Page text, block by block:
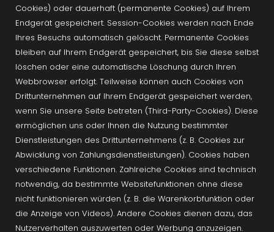
Cookies) oder dauerhaft (permanente Cookies) auf Ihrem
Endgerät gespeichert. Session-Cookies werden nach Ende
Ihres Besuchs automatisch gelöscht. Permanente Cookies
bleiben auf Ihrem Endgerät gespeichert, bis Sie diese selbst
löschen oder eine automatische Löschung durch Ihren
Webbrowser erfolgt. Teilweise können auch Cookies von
Drittunternehmen auf Ihrem Endgerät gespeichert werden,
wenn Sie unsere Seite betreten (Third-Party-Cookies). Diese
ermöglichen uns oder Ihnen die Nutzung bestimmter
Dienstleistungen des Drittunternehmens (z. B. Cookies zur
Abwicklung von Zahlungsdienstleistungen). Cookies haben
verschiedene Funktionen. Zahlreiche Cookies sind technisch
notwendig, da bestimmte Websitefunktionen ohne diese
nicht funktionieren würden (z. B. die Warenkorbfunktion oder
die Anzeige von Videos). Andere Cookies dienen dazu, das
Nutzerverhalten auszuwerten oder Werbung anzuzeigen.